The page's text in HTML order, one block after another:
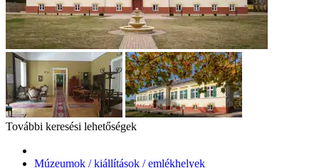
További keresési lehetőségek
Múzeumok / kiállítások / emlékhelyek